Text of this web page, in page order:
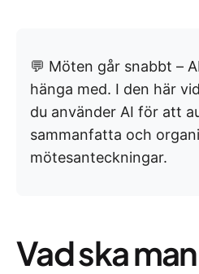
💬 Möten går snabbt –
hänga med. I den här
du använder AI för att
sammanfatta och
mötesanteckningar.
Vad ska